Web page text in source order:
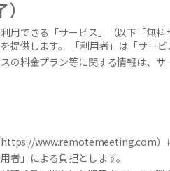
用できる「サービス」（以下「無
供します。 「利用者」は「サービ
の料金プラン等に関する情報は、
www.remotemeeting.com）
者」による負担とします。